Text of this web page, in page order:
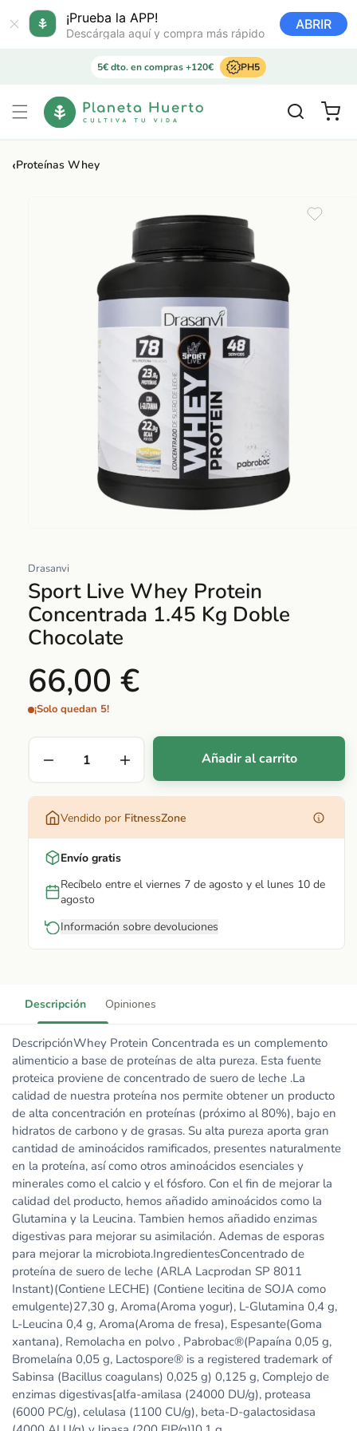
¡Prueba la APP!
Descárgala aquí y compra más rápido
ABRIR
directamente
al contenido
5€ dto. en compras +120€ PH5
Carrito
‹Proteínas Whey
multimedia
1
en
una
ventana
Drasanvi
Sport Live Whey Protein
Concentrada 1.45 Kg Doble
Chocolate
66,00 €
¡Solo quedan 5!
Añadir al carrito
Vendido por FitnessZone
Envío gratis
Recíbelo entre el viernes 7 de agosto y el lunes 10 de
agosto
Información sobre devoluciones
Descripción Opiniones
DescripciónWhey Protein Concentrada es un complemento
alimenticio a base de proteínas de alta pureza. Esta fuente
proteica proviene de concentrado de suero de leche .La
calidad de nuestra proteína nos permite obtener un producto
de alta concentración en proteínas (próximo al 80%), bajo en
hidratos de carbono y de grasas. Su alta pureza aporta gran
cantidad de aminoácidos ramificados, presentes naturalmente
en la proteína, así como otros aminoácidos esenciales y
minerales como el calcio y el fósforo. Con el fin de mejorar la
calidad del producto, hemos añadido aminoácidos como la
Glutamina y la Leucina. Tambien hemos añadido enzimas
digestivas para mejorar su asimilación. Ademas de esporas
para mejorar la microbiota.IngredientesConcentrado de
proteína de suero de leche (ARLA Lacprodan SP 8011
Instant)(Contiene LECHE) (Contiene lecitina de SOJA como
emulgente)27,30 g, Aroma(Aroma yogur), L-Glutamina 0,4 g,
L-Leucina 0,4 g, Aroma(Aroma de fresa), Espesante(Goma
xantana), Remolacha en polvo , Pabrobac®(Papaína 0,05 g,
Bromelaína 0,05 g, Lactospore® is a registered trademark of
Sabinsa (Bacillus coagulans) 0,025 g) 0,125 g, Complejo de
enzimas digestivas[alfa-amilasa (24000 DU/g), proteasa
(6000 PC/g), celulasa (1100 CU/g), beta-D-galactosidasa